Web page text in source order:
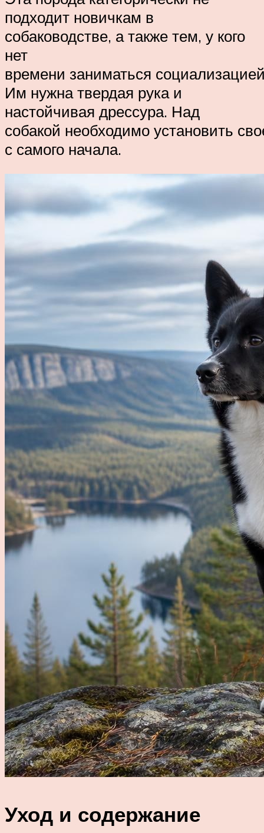
подходит новичкам в
собаководстве, а также тем, у кого
нет
времени заниматься
Им нужна твердая рука и
настойчивая дрессура. Над
собакой необходимо установить
с самого начала.
Уход и содержание